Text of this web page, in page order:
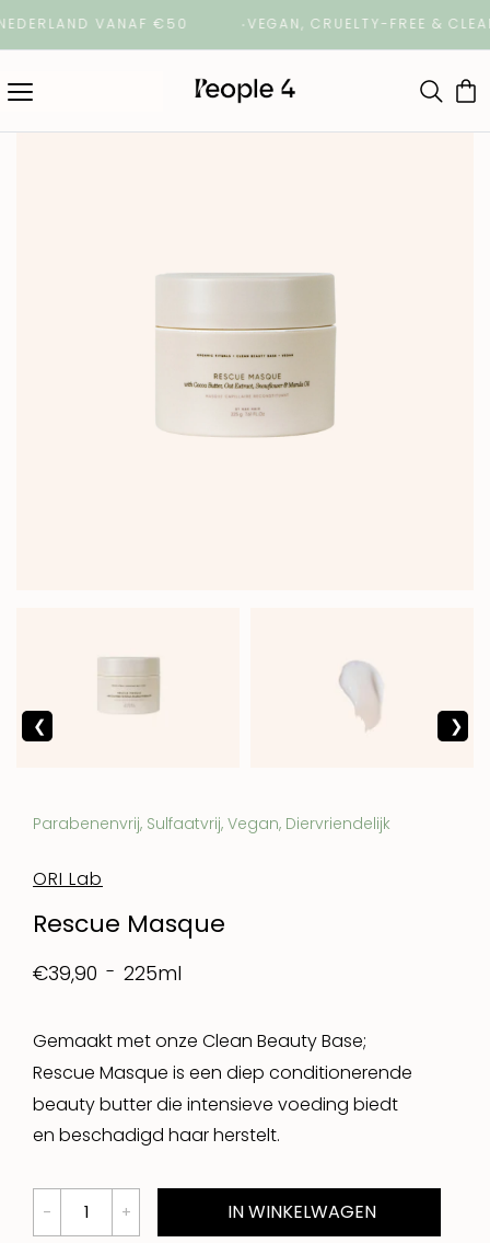
VANAF €50 VEGAN, CRUELTY-FREE & CLEAN
Parabenenvrij, Sulfaatvrij, Vegan, Diervriendelijk
ORI Lab
Rescue Masque
€39,90 225ml
Gemaakt met onze Clean Beauty Base;
Rescue Masque is een diep conditionerende
beauty butter die intensieve voeding biedt
en beschadigd haar herstelt.
IN WINKELWAGEN